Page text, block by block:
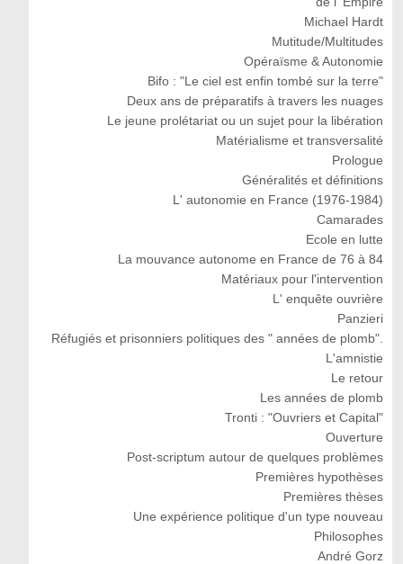
Michael Hardt
Mutitude/Multitudes
Opéraïsme & Autonomie
Bifo : "Le ciel est enfin tombé sur la terre"
Deux ans de préparatifs à travers les nuages
Le jeune prolétariat ou un sujet pour la libération
Matérialisme et transversalité
Prologue
Généralités et définitions
L' autonomie en France (1976-1984)
Camarades
Ecole en lutte
La mouvance autonome en France de 76 à 84
Matériaux pour l'intervention
L' enquête ouvrière
Panzieri
Réfugiés et prisonniers politiques des " années de plomb".
L'amnistie
Le retour
Les années de plomb
Tronti : "Ouvriers et Capital"
Ouverture
Post-scriptum autour de quelques problèmes
Premières hypothèses
Premières thèses
Une expérience politique d'un type nouveau
Philosophes
André Gorz